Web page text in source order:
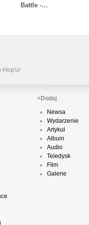
Battle -…
Hop'u!
+Dodaj
Newsa
Wydarzenie
Artykuł
Album
Audio
Teledysk
Film
Galerie